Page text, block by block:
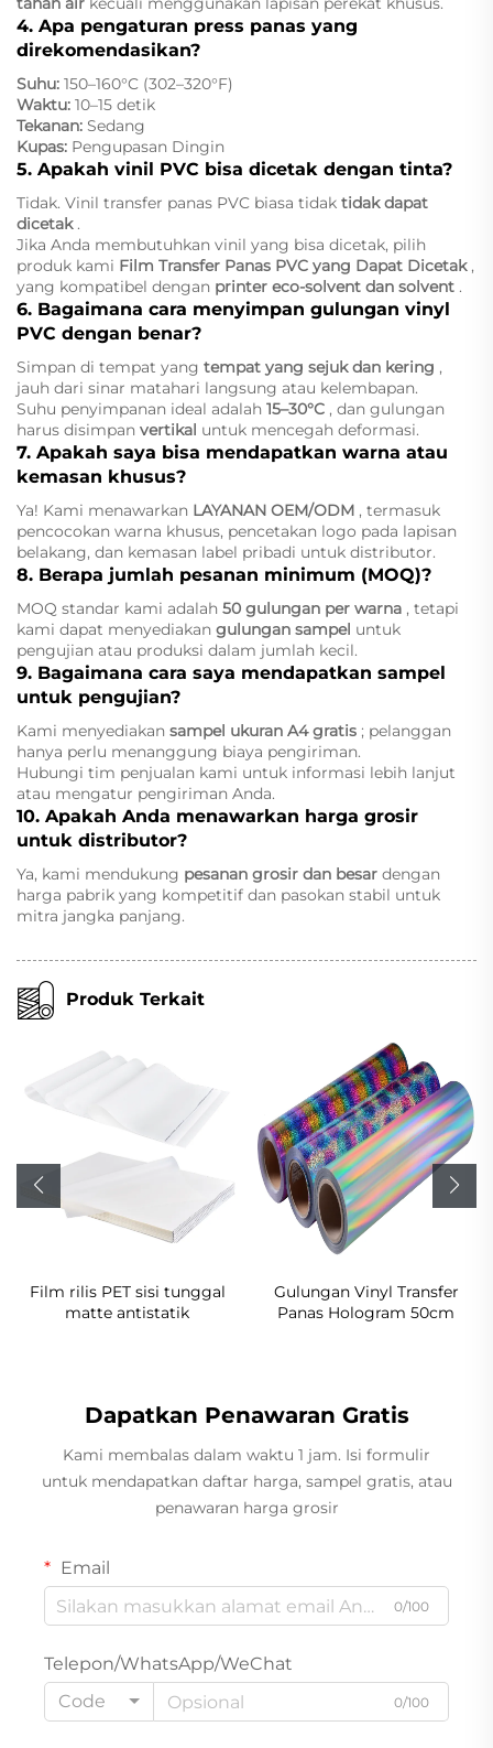
4. Apa pengaturan press panas yang
direkomendasikan?
Suhu: 150–160°C (302–320°F)
Waktu: 10–15 detik
Tekanan: Sedang
Kupas: Pengupasan Dingin
5. Apakah vinil PVC bisa dicetak dengan tinta?
Tidak. Vinil transfer panas PVC biasa tidak tidak dapat
dicetak .
Jika Anda membutuhkan vinil yang bisa dicetak, pilih
produk kami Film Transfer Panas PVC yang Dapat Dicetak ,
yang kompatibel dengan printer eco-solvent dan solvent .
6. Bagaimana cara menyimpan gulungan vinyl
PVC dengan benar?
Simpan di tempat yang tempat yang sejuk dan kering ,
jauh dari sinar matahari langsung atau kelembapan.
Suhu penyimpanan ideal adalah 15–30°C , dan gulungan
harus disimpan vertikal untuk mencegah deformasi.
7. Apakah saya bisa mendapatkan warna atau
kemasan khusus?
Ya! Kami menawarkan LAYANAN OEM/ODM , termasuk
pencocokan warna khusus, pencetakan logo pada lapisan
belakang, dan kemasan label pribadi untuk distributor.
8. Berapa jumlah pesanan minimum (MOQ)?
MOQ standar kami adalah 50 gulungan per warna , tetapi
kami dapat menyediakan gulungan sampel untuk
pengujian atau produksi dalam jumlah kecil.
9. Bagaimana cara saya mendapatkan sampel
untuk pengujian?
Kami menyediakan sampel ukuran A4 gratis ; pelanggan
hanya perlu menanggung biaya pengiriman.
Hubungi tim penjualan kami untuk informasi lebih lanjut
atau mengatur pengiriman Anda.
10. Apakah Anda menawarkan harga grosir
untuk distributor?
Ya, kami mendukung pesanan grosir dan besar dengan
harga pabrik yang kompetitif dan pasokan stabil untuk
mitra jangka panjang.
Produk Terkait
Film rilis PET sisi tunggal
matte antistatik
Gulungan Vinyl Transfer
Panas Hologram 50cm
Dapatkan Penawaran Gratis
Kami membalas dalam waktu 1 jam. Isi formulir
untuk mendapatkan daftar harga, sampel gratis, atau
penawaran harga grosir
Email
0/100
Telepon/WhatsApp/WeChat
Code
0/100